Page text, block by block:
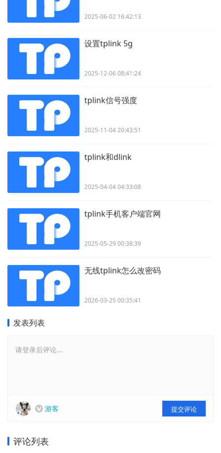
2025-06-02 16:42:13
设置tplink 5g
2025-12-06 08:41:24
tplink信号强度
2025-11-04 20:43:51
tplink和dlink
2025-04-04 04:33:08
tplink手机客户端官网
2025-05-29 00:38:39
无线tplink怎么改密码
2026-03-25 00:35:41
发表列表
请登录后评论...
游客 提交评论
评论列表